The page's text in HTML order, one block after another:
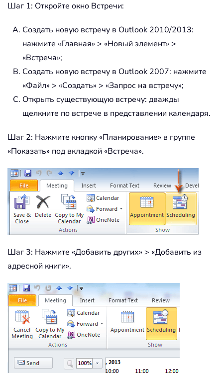
Шаг 1: Откройте окно Встречи:
Создать новую встречу в Outlook 2010/2013:
нажмите «Главная» > «Новый элемент» >
«Встреча»;
Создать новую встречу в Outlook 2007: нажмите
«Файл» > «Создать» > «Запрос на встречу»;
Открыть существующую встречу: дважды
щелкните по встрече в представлении календаря.
Шаг 2: Нажмите кнопку «Планирование» в группе
«Показать» под вкладкой «Встреча».
Шаг 3: Нажмите «Добавить других» > «Добавить из
адресной книги».